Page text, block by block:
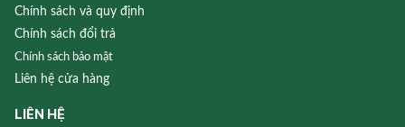
Chính sách và quy định
Chính sách đổi trả
Chính sách bảo mật
Liên hệ cửa hàng
LIÊN HỆ